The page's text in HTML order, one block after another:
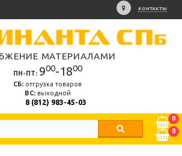
КОНТАКТЫ
МАТЕРИАЛАМИ
ПН-ПТ: 900-1800
СБ: отгрузка товаров
ВС:выходной
8 (812) 983-45-03
0
0